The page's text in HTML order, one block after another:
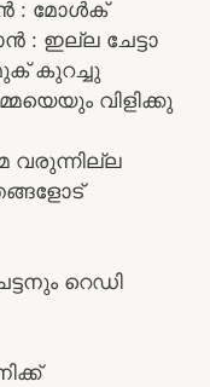
: മോൾക്
: ഇല്ല ചേട്ടാ
കുറച്ചു
വിളിക്കു
വരുന്നില്ല
റെഡി